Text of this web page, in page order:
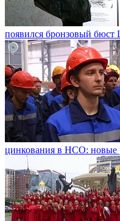
появился бронзовый бюст
цинкования в НСО: новые